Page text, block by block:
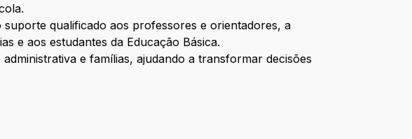
qualificado aos professores e orientadores, a
e aos estudantes da Educação Básica.
e famílias, ajudando a transformar decisões